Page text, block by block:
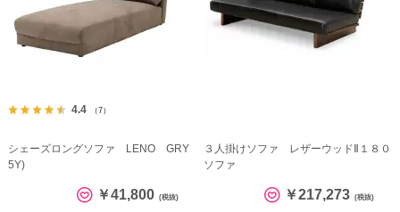
4.4 （7）
シェーズロングソファ LENO GRY
5Y)
￥41,800 (税抜)
３人掛けソファ レザーウッドⅡ１８０
ソファ
￥217,273 (税抜)